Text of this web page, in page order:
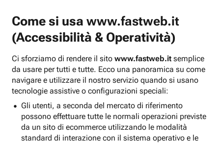
Come si usa www.fastweb.it
(Accessibilità & Operatività)
Ci sforziamo di rendere il sito www.fastweb.it semplice
da usare per tutti e tutte. Ecco una panoramica su come
navigare e utilizzare il nostro servizio quando si usano
tecnologie assistive o configurazioni speciali:
Gli utenti, a seconda del mercato di riferimento
possono effettuare tutte le normali operazioni previste
da un sito di ecommerce utilizzando le modalità
standard di interazione con il sistema operativo e le